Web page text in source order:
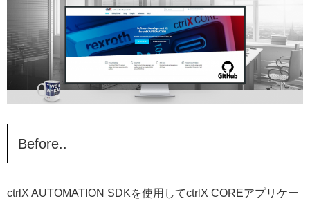
Before..
ctrlX AUTOMATION SDKを使用してctrlX COREアプリケー